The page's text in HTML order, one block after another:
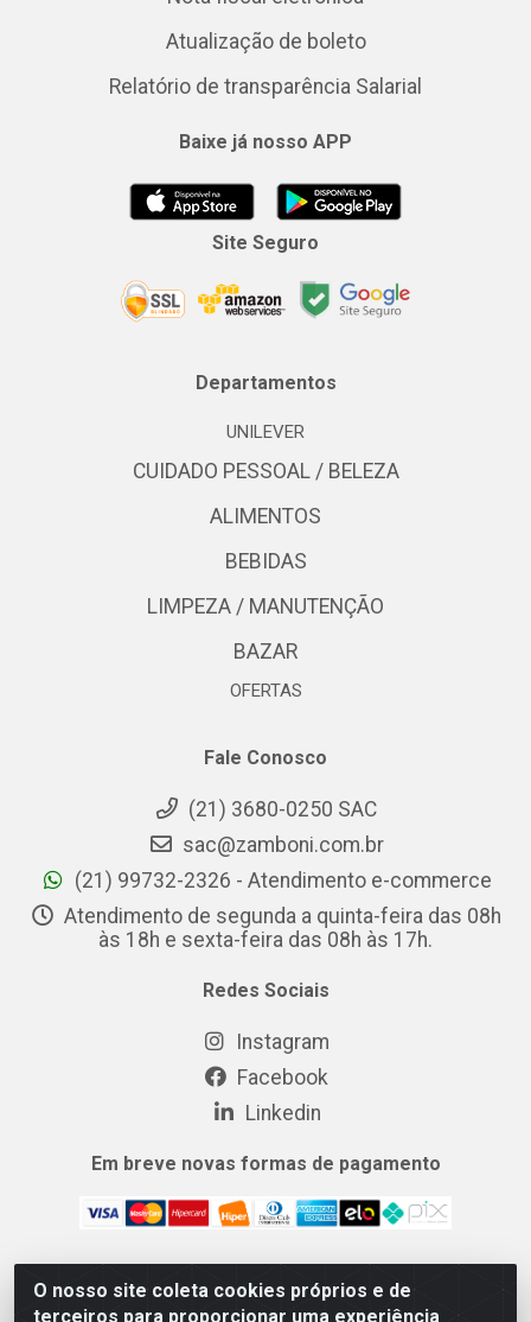
O nosso site coleta cookies próprios e de
terceiros para proporcionar uma experiência
Atualização de boleto
Relatório de transparência Salarial
Baixe já nosso APP
Site Seguro
Departamentos
UNILEVER
CUIDADO PESSOAL / BELEZA
ALIMENTOS
BEBIDAS
LIMPEZA / MANUTENÇÃO
BAZAR
OFERTAS
Fale Conosco
(21) 3680-0250 SAC
sac@zamboni.com.br
(21) 99732-2326 - Atendimento e-commerce
Atendimento de segunda a quinta-feira das 08h
às 18h e sexta-feira das 08h às 17h.
Redes Sociais
Instagram
Facebook
Linkedin
Em breve novas formas de pagamento
MIX CERTO DISTRIBUIDORA DE COSMÉTICOS ALIMENTOS E